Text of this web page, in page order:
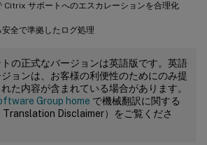
Citrix サポートへのエスカレーションを合理化
全で準拠したログ処理
の正式なバージョンは英語版です。英語
ョンは、お客様の利便性のためにのみ提
た内容が含まれている場合があります。
Group home で機械翻訳に関する
Disclaimer）をご覧くださ